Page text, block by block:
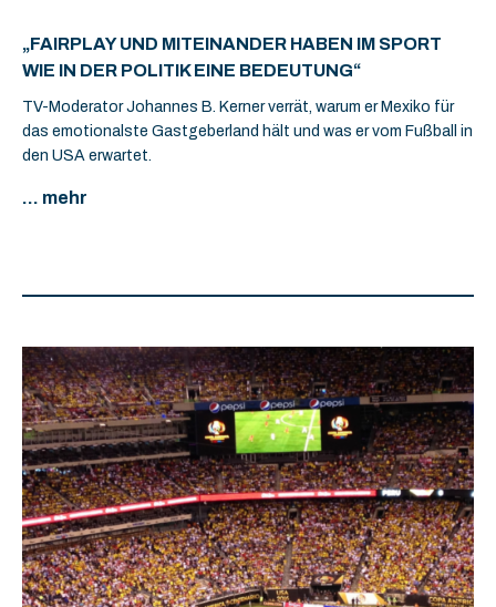
„FAIRPLAY UND MITEINANDER HABEN IM SPORT
WIE IN DER POLITIK EINE BEDEUTUNG“
TV-Moderator Johannes B. Kerner verrät, warum er Mexiko für
das emotionalste Gastgeberland hält und was er vom Fußball in
den USA erwartet.
... mehr